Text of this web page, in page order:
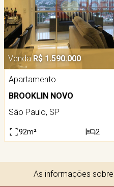
Venda R$ 1.590.000
Apartamento
BROOKLIN NOVO
São Paulo, SP
92m² 2
As informações